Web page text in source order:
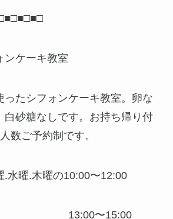
ンケーキ教室
ったシフォンケーキ教室。卵な
白砂糖なしです。お持ち帰り付
数ご予約制です。
曜.木曜の10:00〜12:00
〜15:00